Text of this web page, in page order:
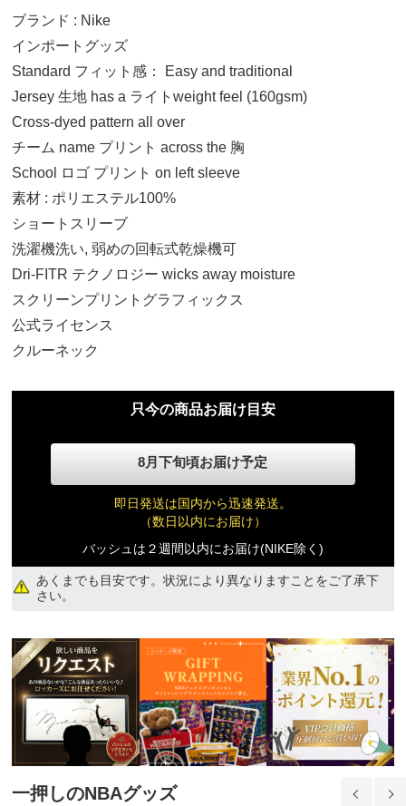
ブランド : Nike
インポートグッズ
Standard フィット感： Easy and traditional
Jersey 生地 has a ライトweight feel (160gsm)
Cross-dyed pattern all over
チーム name プリント across the 胸
School ロゴ プリント on left sleeve
素材 : ポリエステル100%
ショートスリーブ
洗濯機洗い, 弱めの回転式乾燥機可
Dri-FITR テクノロジー wicks away moisture
スクリーンプリントグラフィックス
公式ライセンス
クルーネック
只今の商品お届け目安
8月下旬頃お届け予定
即日発送は国内から迅速発送。
（数日以内にお届け）
バッシュは２週間以内にお届け(NIKE除く)
あくまでも目安です。状況により異なりますことをご了承下
さい。
一押しのNBAグッズ
S
12,700円(税込)
M
12,700円(税込)
12,700円(税込)
XL
12,700円(税込)